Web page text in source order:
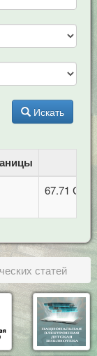
Искать
67.71
статей